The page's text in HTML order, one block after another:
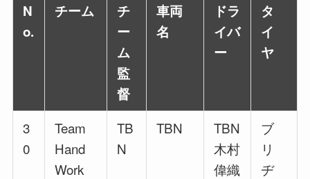
N
o.
チーム
チ
ー
ム
監
督
車両
名
ドラ
イバ
ー
タ
イ
ヤ
3
0
Team
Hand
Work
TB
N
TBN
TBN
木村
偉織
ブ
リ
ヂ